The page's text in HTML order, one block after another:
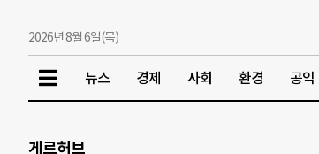
2026년 8월 6일(목)
뉴스 경제 사회 환경 공익
게르허브